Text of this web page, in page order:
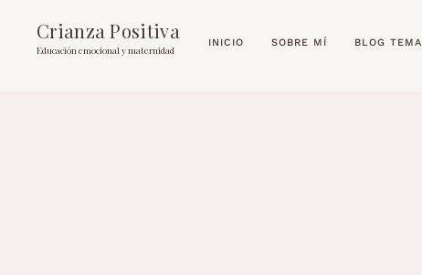
Crianza Positiva
Educación emocional y maternidad
INICIO SOBRE MÍ BLOG TEMA